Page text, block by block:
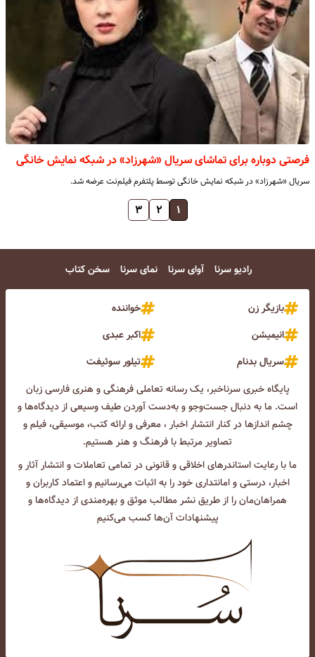
فرصتی دوباره برای تماشای سریال «شهرزاد» در شبکه نمایش خانگی
سریال «شهرزاد» در شبکه نمایش خانگی توسط پلتفرم فیلم‌نت عرضه شد.
۱ ۲ ۳
رادیو سرنا آوای سرنا نمای سرنا سخن کتاب
بازیگر زن
خواننده
انیمیشن
اکبر عبدی
سریال بدنام
تیلور سوئیفت
پایگاه خبری سرناخبر، یک رسانه تعاملی فرهنگی و هنری فارسی زبان
است. ما به دنبال جست‌و‌جو و به‌دست آوردن طیف وسیعی از دیدگاه‌ها و
چشم انداز‌ها در کنار انتشار اخبار ، معرفی و ارائه کتب، موسیقی، فیلم و
تصاویر مرتبط با فرهنگ و هنر هستیم.
ما با رعایت استاندرهای اخلاقی و قانونی در تمامی تعاملات و انتشار آثار و
اخبار، درستی و امانتداری خود را به اثبات می‌رسانیم و اعتماد کاربران و
همراهان‌مان را از طریق نشر مطالب موثق و بهره‌مندی از دیدگاه‌ها و
پیشنهادات آن‌ها کسب می‌کنیم